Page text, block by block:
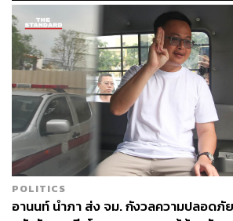
“หากยังมิได้ดำเนินการดังกล่าวตามข้อบัง
ของพรรคก้าวไกลยังไม่ถูกต้องครบถ้วน
เป็นสมาชิกพรรคก้าวไกล ไม่อาจไปสมัคร
พรรคการเมืองอื่นได้ และจากแถลงการณ์
ชี้แจงในทำนองว่า ปดิพัทธ์ลาออกโดยที่พ
ออกจากพรรคเพราะทำผิดวินัยร้ายแรง จ
ภาพความเป็น สส. ของปดิพัทธ์สิ้นสุดลงใ
“เป็นปฏิปักษ์ต่อระบอบการปกครอง
POLITICS
อานนท์ นำภา ส่ง จม. กังวลความปลอดภัย